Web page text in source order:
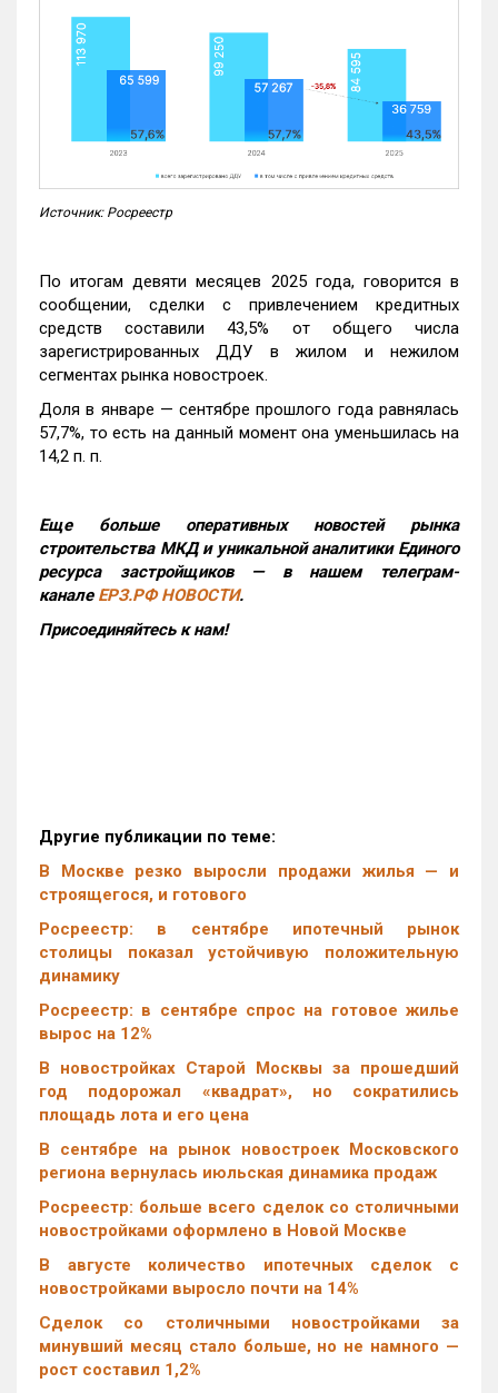
Источник: Росреестр
По итогам девяти месяцев 2025 года, говорится в
сообщении, сделки с привлечением кредитных
средств составили 43,5% от общего числа
зарегистрированных ДДУ в жилом и нежилом
сегментах рынка новостроек.
Доля в январе — сентябре прошлого года равнялась
57,7%, то есть на данный момент она уменьшилась на
14,2 п. п.
Еще больше оперативных новостей рынка
строительства МКД и уникальной аналитики Единого
ресурса застройщиков — в нашем телеграм-
канале ЕРЗ.РФ НОВОСТИ.
Присоединяйтесь к нам!
Другие публикации по теме:
В Москве резко выросли продажи жилья — и
строящегося, и готового
Росреестр: в сентябре ипотечный рынок
столицы показал устойчивую положительную
динамику
Росреестр: в сентябре спрос на готовое жилье
вырос на 12%
В новостройках Старой Москвы за прошедший
год подорожал «квадрат», но сократились
площадь лота и его цена
В сентябре на рынок новостроек Московского
региона вернулась июльская динамика продаж
Росреестр: больше всего сделок со столичными
новостройками оформлено в Новой Москве
В августе количество ипотечных сделок с
новостройками выросло почти на 14%
Cделок со столичными новостройками за
минувший месяц стало больше, но не намного —
рост составил 1,2%